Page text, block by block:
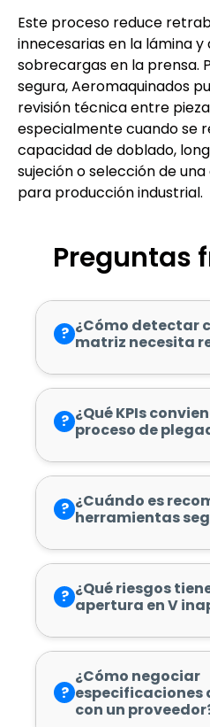
Este proceso reduce
innecesarias en la lámina
sobrecargas en la prensa.
segura, Aeromaquinados
revisión técnica entre
especialmente cuando se
capacidad de doblado,
sujeción o selección de
para producción industrial.
Preguntas
? ¿Cómo detectar
matriz necesita
? ¿Qué KPIs
proceso de
? ¿Cuándo es
herramientas
? ¿Qué riesgos
apertura en V
?
¿Cómo negociar
especificaciones
con un